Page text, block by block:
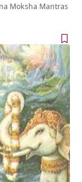
Moksha Mantras